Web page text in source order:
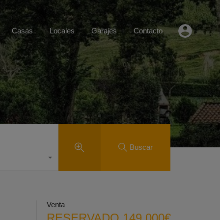
Casas Locales Garajes Contacto
Buscar
Venta